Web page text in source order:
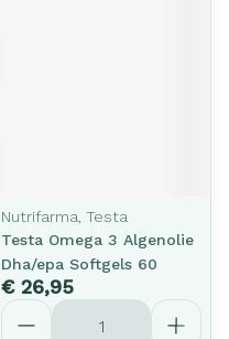
Nutrifarma, Testa
Testa Omega 3 Algenolie
Dha/epa Softgels 60
€ 26,95
Aantal